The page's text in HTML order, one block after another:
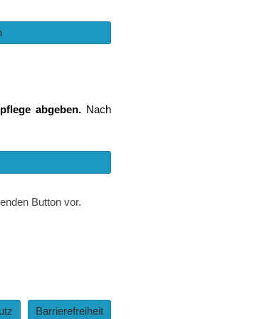
abgeben.Nach
Button vor.
Barrierefreiheit